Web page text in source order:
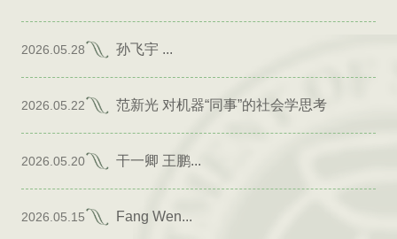
2026.05.28 孙飞宇 ...
2026.05.22 范新光 对机器“同事”的社会学思考
2026.05.20 干一卿 王鹏...
2026.05.15 Fang Wen...